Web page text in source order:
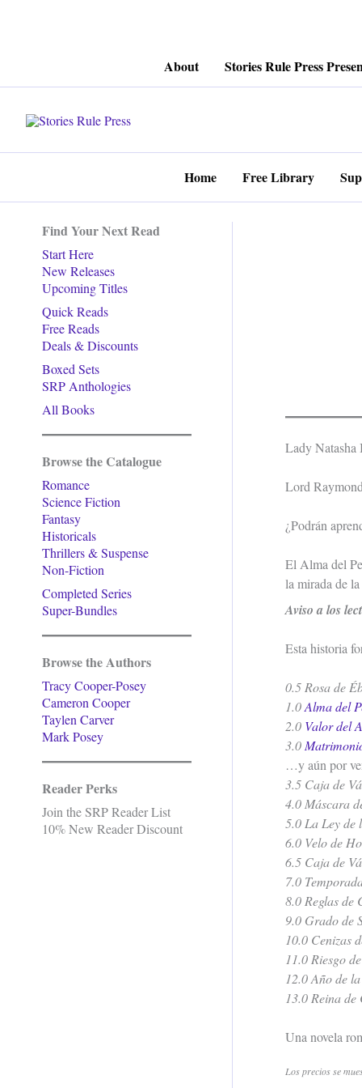
About Stories Rule Press
Home Free Library
Find Your Next Read
Start Here
New Releases
Upcoming Titles
Quick Reads
Free Reads
Deals & Discounts
Boxed Sets
SRP Anthologies
All Books
Browse the Catalogue
Romance
Science Fiction
Fantasy
Historicals
Thrillers & Suspense
Non-Fiction
Completed Series
Super-Bundles
Browse the Authors
Tracy Cooper-Posey
Cameron Cooper
Taylen Carver
Mark Posey
Reader Perks
Join the SRP Reader List
10% New Reader Discount
Lady Natasha
Lord
¿Podrán
El Alma del
la mirada de
Aviso a los
Esta historia
0.5 Rosa de
1.0Alma del
2.0 Valor del
3.0
…y aún por
3.5 Caja de
4.0 Máscara
5.0 La Ley de
6.0 Velo de
6.5 Caja de
7.0
8.0 Reglas de
9.0 Grado de
10.0 Cenizas
11.0 Riesgo
12.0 Año de
13.0 Reina de
Una novela
Los precios se